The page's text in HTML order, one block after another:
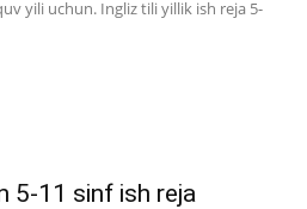
yili uchun. Ingliz tili yillik ish reja 5-
5-11 sinf ish reja